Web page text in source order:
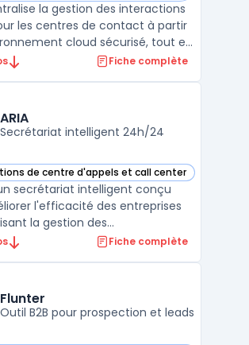
la gestion des interactions
les centres de contact à partir
cloud sécurisé, tout en
outils pour l’engagement
et le suivi des agents en temps
Fiche complète
ARIA
Secrétariat intelligent 24h/24
de centre d'appels et call center
dans cette catégorie
secrétariat intelligent conçu
l'efficacité des entreprises
la gestion des
Doté d'une technologie
Sa capacité à filtrer les appels, à
rendez ...
Fiche complète
Flunter
Outil B2B pour prospection et leads